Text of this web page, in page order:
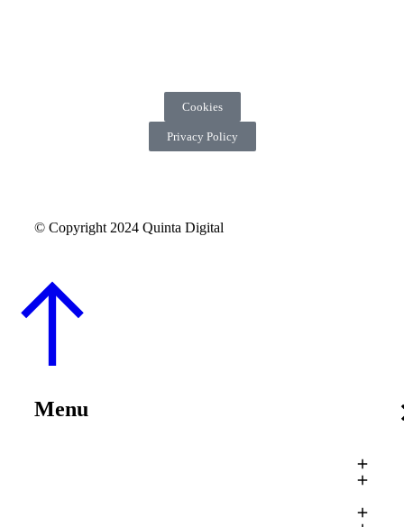
© Copyright 2024 Quinta Digital
Cookies
Privacy Policy
Menu